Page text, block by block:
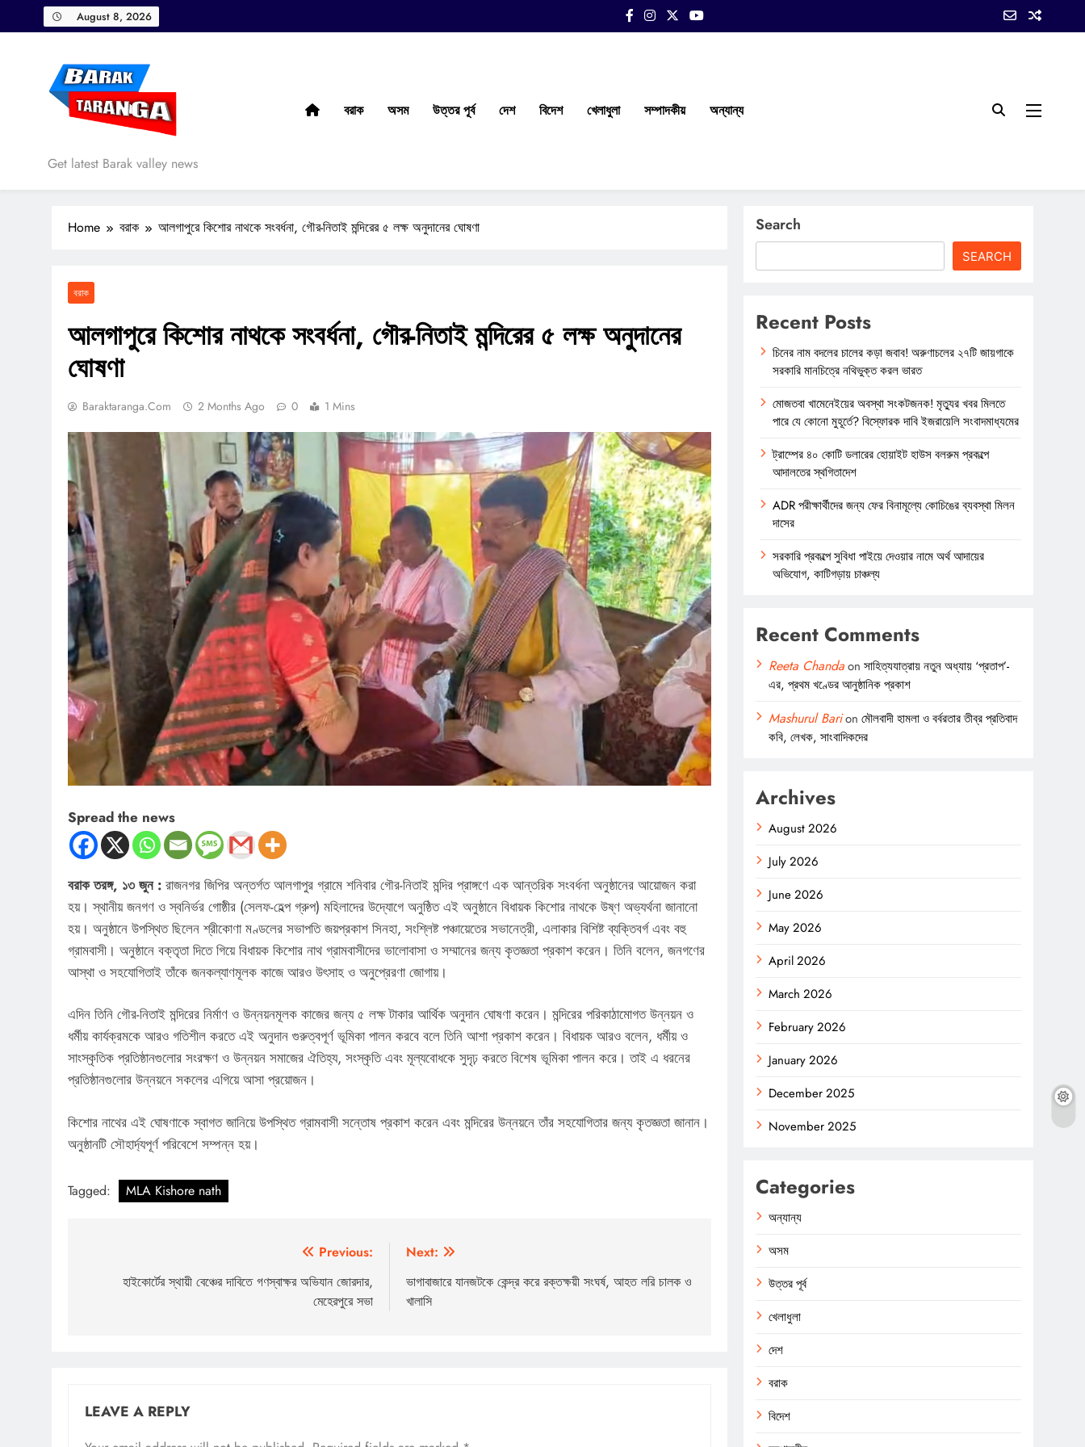
to
August 8, 2026
Barak Taranga
Get latest Barak valley news
বরাক অসম উত্তর পূর্ব দেশ বিদেশ খেলাধুলা সম্পাদকীয় অন্যান্য
Home বরাক আলগাপুরে কিশোর নাথকে সংবর্ধনা, গৌর-নিতাই মন্দিরের ৫ লক্ষ অনুদানের ঘোষণা
বরাক
আলগাপুরে কিশোর নাথকে সংবর্ধনা, গৌর-নিতাই মন্দিরের ৫ লক্ষ অনুদানের
ঘোষণা
Baraktaranga.com 2 Months Ago 0 1 Mins
Spread the news
বরাক তরঙ্গ, ১৩ জুন : রাজনগর জিপির অন্তর্গত আলগাপুর গ্রামে শনিবার গৌর-নিতাই মন্দির প্রাঙ্গণে এক আন্তরিক সংবর্ধনা অনুষ্ঠানের আয়োজন করা
হয়। স্থানীয় জনগণ ও স্বনির্ভর গোষ্ঠীর (সেলফ-হেল্প গ্রুপ) মহিলাদের উদ্যোগে অনুষ্ঠিত এই অনুষ্ঠানে বিধায়ক কিশোর নাথকে উষ্ণ অভ্যর্থনা জানানো
হয়। অনুষ্ঠানে উপস্থিত ছিলেন শ্রীকোণা মণ্ডলের সভাপতি জয়প্রকাশ সিনহা, সংশ্লিষ্ট পঞ্চায়েতের সভানেত্রী, এলাকার বিশিষ্ট ব্যক্তিবর্গ এবং বহু
গ্রামবাসী। অনুষ্ঠানে বক্তৃতা দিতে গিয়ে বিধায়ক কিশোর নাথ গ্রামবাসীদের ভালোবাসা ও সম্মানের জন্য কৃতজ্ঞতা প্রকাশ করেন। তিনি বলেন, জনগণের
আস্থা ও সহযোগিতাই তাঁকে জনকল্যাণমূলক কাজে আরও উৎসাহ ও অনুপ্রেরণা জোগায়।
এদিন তিনি গৌর-নিতাই মন্দিরের নির্মাণ ও উন্নয়নমূলক কাজের জন্য ৫ লক্ষ টাকার আর্থিক অনুদান ঘোষণা করেন। মন্দিরের পরিকাঠামোগত উন্নয়ন ও
ধর্মীয় কার্যক্রমকে আরও গতিশীল করতে এই অনুদান গুরুত্বপূর্ণ ভূমিকা পালন করবে বলে তিনি আশা প্রকাশ করেন। বিধায়ক আরও বলেন, ধর্মীয় ও
সাংস্কৃতিক প্রতিষ্ঠানগুলোর সংরক্ষণ ও উন্নয়ন সমাজের ঐতিহ্য, সংস্কৃতি এবং মূল্যবোধকে সুদৃঢ় করতে বিশেষ ভূমিকা পালন করে। তাই এ ধরনের
প্রতিষ্ঠানগুলোর উন্নয়নে সকলের এগিয়ে আসা প্রয়োজন।
কিশোর নাথের এই ঘোষণাকে স্বাগত জানিয়ে উপস্থিত গ্রামবাসী সন্তোষ প্রকাশ করেন এবং মন্দিরের উন্নয়নে তাঁর সহযোগিতার জন্য কৃতজ্ঞতা জানান।
অনুষ্ঠানটি সৌহার্দ্যপূর্ণ পরিবেশে সম্পন্ন হয়।
Tagged: MLA Kishore nath
navigation
Previous:
হাইকোর্টের স্থায়ী বেঞ্চের দাবিতে গণস্বাক্ষর অভিযান জোরদার,
মেহেরপুরে সভা
Next:
ভাগাবাজারে যানজটকে কেন্দ্র করে রক্তক্ষয়ী সংঘর্ষ, আহত লরি চালক ও
খালাসি
LEAVE A REPLY
Search
SEARCH
Recent Posts
চিনের নাম বদলের চালের কড়া জবাব! অরুণাচলের ২৭টি জায়গাকে
সরকারি মানচিত্রে নথিভুক্ত করল ভারত
মোজতবা খামেনেইয়ের অবস্থা সংকটজনক! মৃত্যুর খবর মিলতে
পারে যে কোনো মুহূর্তে? বিস্ফোরক দাবি ইজরায়েলি সংবাদমাধ্যমের
ট্রাম্পের ৪০ কোটি ডলারের হোয়াইট হাউস বলরুম প্রকল্পে
আদালতের স্থগিতাদেশ
ADR পরীক্ষার্থীদের জন্য ফের বিনামূল্যে কোচিঙের ব্যবস্থা মিলন
দাসের
সরকারি প্রকল্পে সুবিধা পাইয়ে দেওয়ার নামে অর্থ আদায়ের
অভিযোগ, কাটিগড়ায় চাঞ্চল্য
Recent Comments
Reeta Chandaonসাহিত্যযাত্রায় নতুন অধ্যায় ‘প্রতাপ’-
এর, প্রথম খণ্ডের আনুষ্ঠানিক প্রকাশ
Mashurul Barionমৌলবাদী হামলা ও বর্বরতার তীব্র প্রতিবাদ
কবি, লেখক, সাংবাদিকদের
Archives
August 2026
July 2026
June 2026
May 2026
April 2026
March 2026
February 2026
January 2026
December 2025
November 2025
Categories
অন্যান্য
অসম
উত্তর পূর্ব
খেলাধুলা
দেশ
বরাক
বিদেশ